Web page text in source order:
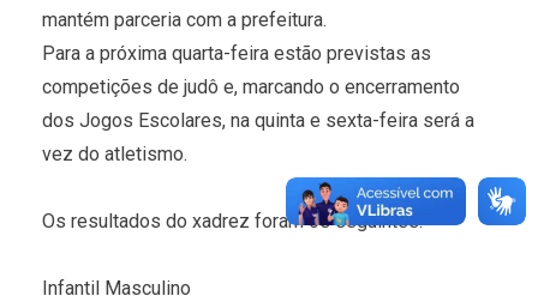
mantém parceria com a prefeitura.
Para a próxima quarta-feira estão previstas as
competições de judô e, marcando o encerramento
dos Jogos Escolares, na quinta e sexta-feira será a
vez do atletismo.
Os resultados do xadrez foram os seguintes:
Infantil Masculino